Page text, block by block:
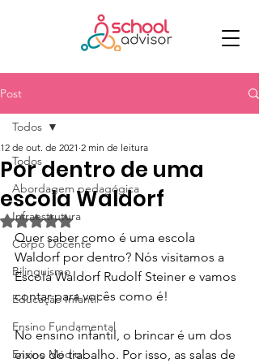
Post
Todos
Abordagem pedagógica
Infraestrutura
Corpo Docente
Bilinguismo
Educação Infantil
Ensino Fundamental
Ensino Médio
Todos
Por dentro de uma
escola Waldorf
12 de out. de 2021 2 min de leitura
Avaliado com NaN de 5 estrelas.
Quer saber como é uma escola
Waldorf por dentro? Nós visitamos a
Escola Waldorf Rudolf Steiner e vamos
contar para vocês como é!
No ensino infantil, o brincar é um dos
eixos do trabalho. Por isso, as salas de